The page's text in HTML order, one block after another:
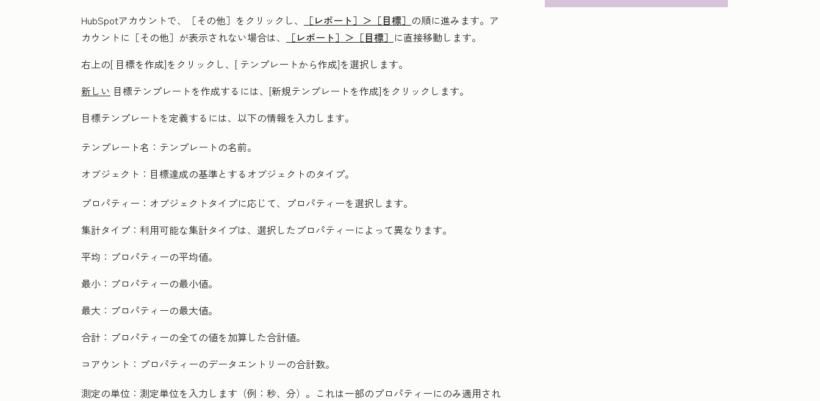
HubSpotアカウントで、 ［その他］をクリックし、 ［レポート］＞ ［目標］ の順に進みます。ア
カウントに ［その他］が表示されない場合は、 ［レポート］＞ ［目標］ に直接移動します。
右上の[ 目標を作成]をクリックし、[ テンプレートから作成]を選択します。
新しい 目標テンプレートを作成するには、[新規テンプレートを作成]をクリックします。
目標テンプレートを定義するには、以下の情報を入力します。
テンプレート名： テンプレートの名前。
オブジェクト： 目標達成の基準とするオブジェクトのタイプ。
プロパティー： オブジェクトタイプに応じて、プロパティーを選択します。
集計タイプ： 利用可能な集計タイプは、選択したプロパティーによって異なります。
平均： プロパティーの平均値。
最小： プロパティーの最小値。
最大： プロパティーの最大値。
合計： プロパティーの全ての値を加算した合計値。
コアウント： プロパティーのデータエントリーの合計数。
測定の単位： 測定単位を入力します（例：秒、分）。これは一部のプロパティーにのみ適用され